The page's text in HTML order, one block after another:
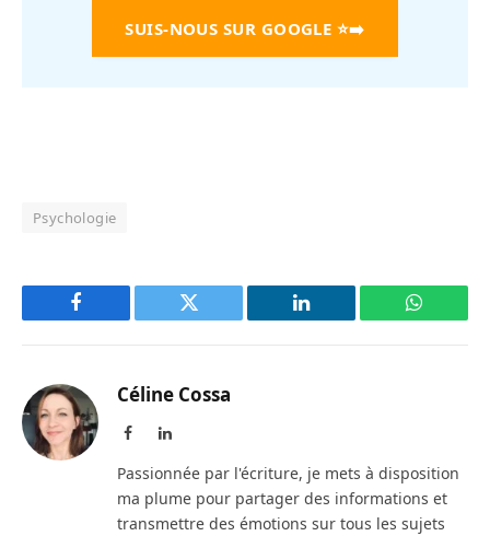
SUIS-NOUS SUR GOOGLE ⭐➡️
Psychologie
Facebook Twitter LinkedIn
Céline Cossa
FacebookLinkedIn
Passionnée par l'écriture, je mets à disposition
ma plume pour partager des informations et
transmettre des émotions sur tous les sujets